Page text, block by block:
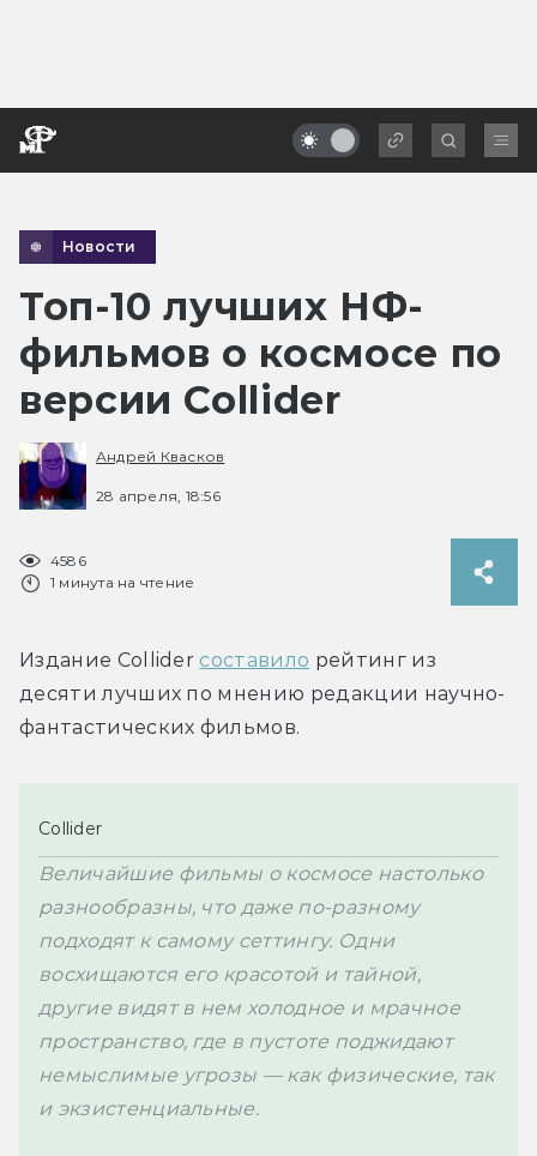
Новости
Топ-10 лучших НФ-
фильмов о космосе по
версии Collider
Андрей Квасков
28 апреля, 18:56
4586
1 минута на чтение
Издание Collider составило рейтинг из
десяти лучших по мнению редакции научно-
фантастических фильмов.
Collider
Величайшие фильмы о космосе настолько
разнообразны, что даже по-разному
подходят к самому сеттингу. Одни
восхищаются его красотой и тайной,
другие видят в нем холодное и мрачное
пространство, где в пустоте поджидают
немыслимые угрозы — как физические, так
и экзистенциальные.